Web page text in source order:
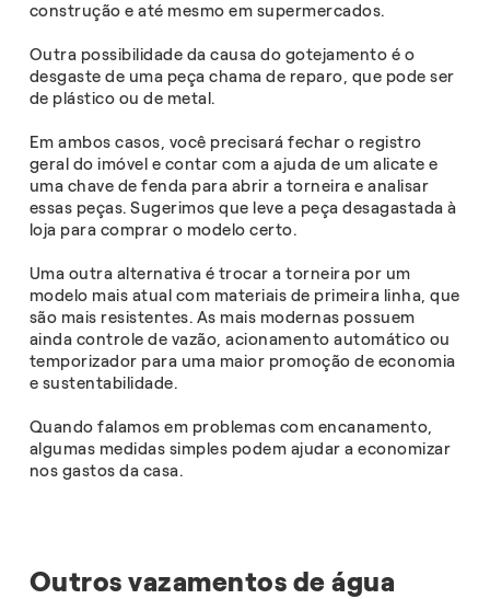
construção e até mesmo em supermercados.
Outra possibilidade da causa do gotejamento é o
desgaste de uma peça chama de reparo, que pode ser
de plástico ou de metal.
Em ambos casos, você precisará fechar o registro
geral do imóvel e contar com a ajuda de um alicate e
uma chave de fenda para abrir a torneira e analisar
essas peças. Sugerimos que leve a peça desagastada à
loja para comprar o modelo certo.
Uma outra alternativa é trocar a torneira por um
modelo mais atual com materiais de primeira linha, que
são mais resistentes. As mais modernas possuem
ainda controle de vazão, acionamento automático ou
temporizador para uma maior promoção de economia
e sustentabilidade.
Quando falamos em problemas com encanamento,
algumas medidas simples podem ajudar a economizar
nos gastos da casa.
Outros vazamentos de água